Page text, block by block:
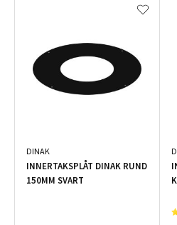
DINAK
INNERTAKSPLÅT DINAK RUND
150MM SVART